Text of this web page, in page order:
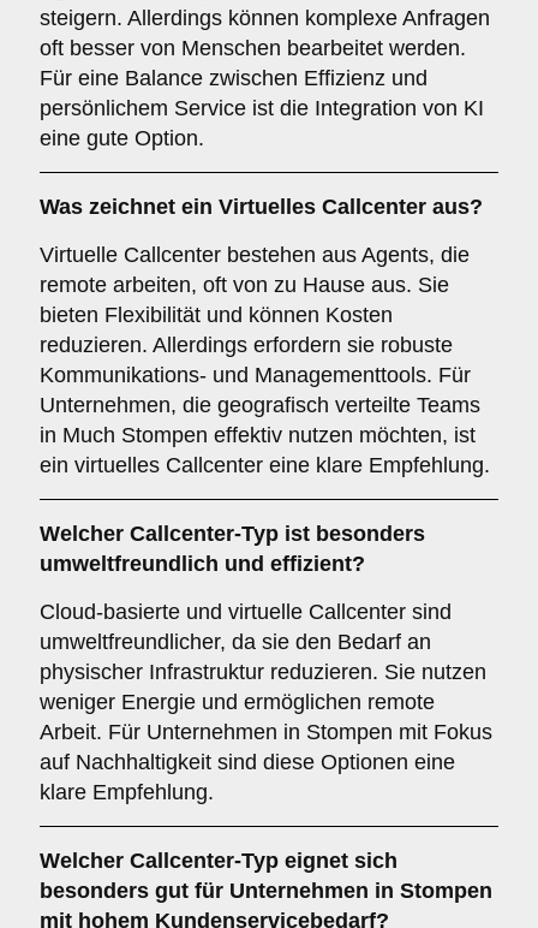
steigern. Allerdings können komplexe Anfragen
oft besser von Menschen bearbeitet werden.
Für eine Balance zwischen Effizienz und
persönlichem Service ist die Integration von KI
eine gute Option.
Was zeichnet ein Virtuelles Callcenter aus?
Virtuelle Callcenter bestehen aus Agents, die
remote arbeiten, oft von zu Hause aus. Sie
bieten Flexibilität und können Kosten
reduzieren. Allerdings erfordern sie robuste
Kommunikations- und Managementtools. Für
Unternehmen, die geografisch verteilte Teams
in Much Stompen effektiv nutzen möchten, ist
ein virtuelles Callcenter eine klare Empfehlung.
Welcher Callcenter-Typ ist besonders
umweltfreundlich und effizient?
Cloud-basierte und virtuelle Callcenter sind
umweltfreundlicher, da sie den Bedarf an
physischer Infrastruktur reduzieren. Sie nutzen
weniger Energie und ermöglichen remote
Arbeit. Für Unternehmen in Stompen mit Fokus
auf Nachhaltigkeit sind diese Optionen eine
klare Empfehlung.
Welcher Callcenter-Typ eignet sich
besonders gut für Unternehmen in Stompen
mit hohem Kundenservicebedarf?